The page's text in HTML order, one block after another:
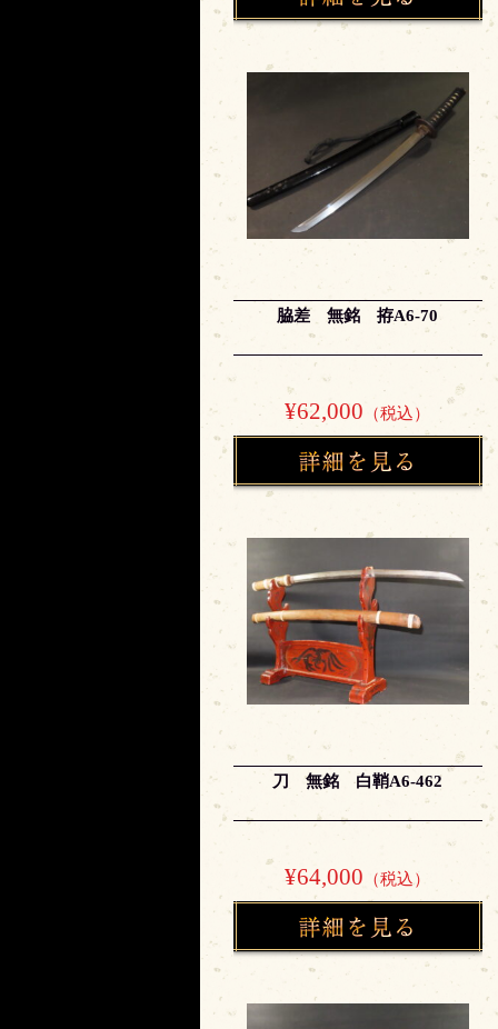
脇差 無銘 拵A6-70
¥62,000 （税込）
刀 無銘 白鞘A6-462
¥64,000 （税込）